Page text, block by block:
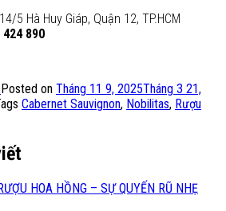
5 Hà Huy Giáp, Quận 12, TP.HCM
890
Posted on Tháng 11 9, 2025Tháng 3 21,
Cabernet Sauvignon, Nobilitas, Rượu
RƯỢU HOA HỒNG – SỰ QUYẾN RŨ NHẸ